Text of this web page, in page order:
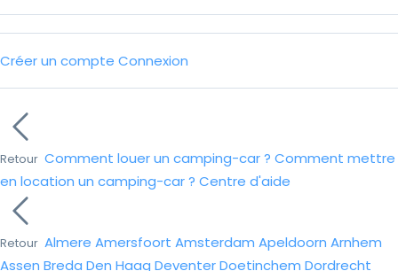
Créer un compte Connexion
Retour Comment louer un camping-car ? Comment mettre
en location un camping-car ? Centre d'aide
Retour Almere Amersfoort Amsterdam Apeldoorn Arnhem
Assen Breda Den Haag DeventerDoetinchem Dordrecht